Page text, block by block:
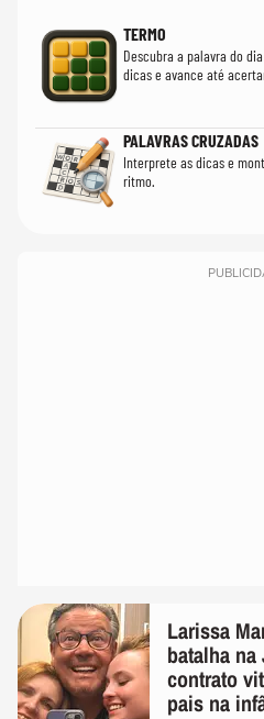
TERMO
Descubra a palavra do
dicas e avance até
PALAVRAS CRUZADAS
Interprete as dicas e
ritmo.
Larissa
batalha
contrato
pais na